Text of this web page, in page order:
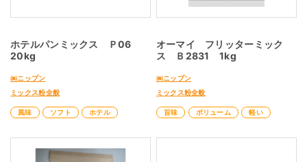
ホテルパンミックス Ｐ06
20kg
㈱ニップン
ミックス粉全般
風味 ソフト ホテル
オーマイ フリッターミック
ス Ｂ2831 1kg
㈱ニップン
ミックス粉全般
旨味 ボリューム 軽い